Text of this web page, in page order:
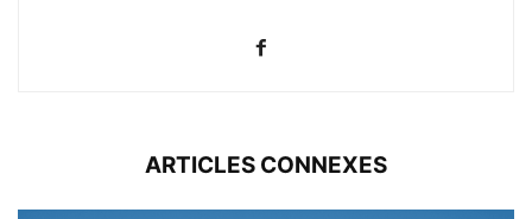
ARTICLES CONNEXES